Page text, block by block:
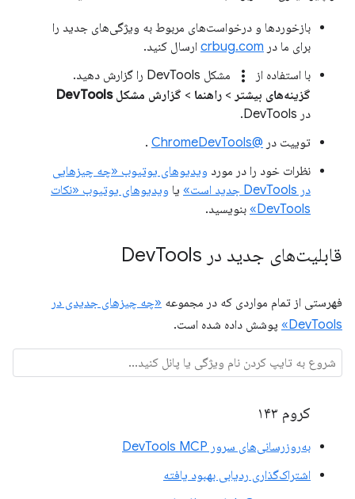
بازخوردها و درخواست‌های مربوط به ویژگی‌های جدید را
برای ما در crbug.com ارسال کنید.
با استفاده از
more_vert
مشکل DevTools را گزارش دهید.
گزینه‌های بیشتر > راهنما > گزارش مشکل DevTools
در DevTools.
توییت در @ChromeDevTools
.
نظرات خود را در مورد ویدیوهای یوتیوب «چه چیزهایی
در DevTools جدید است»
یا ویدیوهای یوتیوب «نکات
DevTools»
بنویسید.
قابلیت‌های جدید در Dev Tools
فهرستی از تمام مواردی که در مجموعه «چه چیزهای جدیدی در
DevTools»
پوشش داده شده است.
کروم ۱۴۳
به‌روزرسانی‌های سرور DevTools MCP
اشتراک‌گذاری ردیابی بهبود یافته